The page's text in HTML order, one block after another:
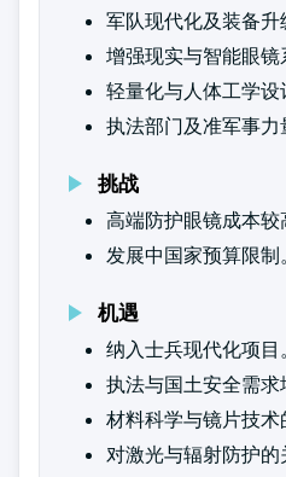
军队现代化及装备升
增强现实与智能眼镜
轻量化与人体工学设
执法部门及准军事力
挑战
高端防护眼镜成本较
发展中国家预算限制。
机遇
纳入士兵现代化项目。
执法与国土安全需求
材料科学与镜片技术
对激光与辐射防护的